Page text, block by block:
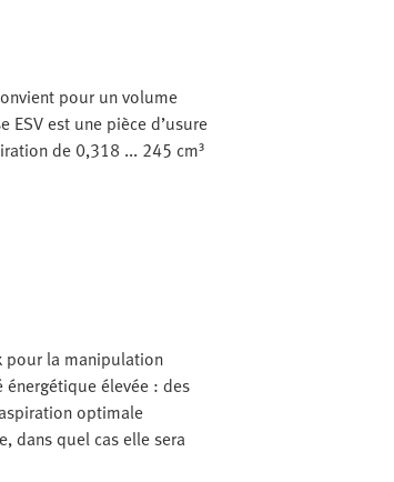
pour un volume
est une pièce d’usure
de 0,318 ... 245 cm³
pour la manipulation
élevée : des
optimale
dans quel cas elle sera